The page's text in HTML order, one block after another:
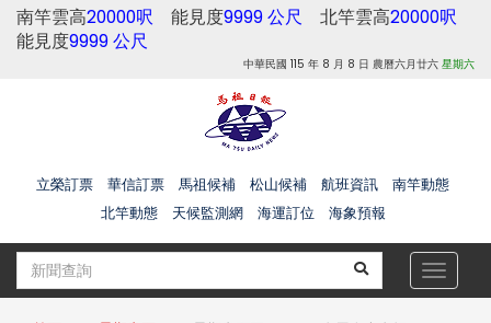
南竿雲高20000呎 能見度9999 公尺 北竿雲高20000呎
能見度9999 公尺
中華民國 115 年 8 月 8 日 農曆六月廿六 星期六
立榮訂票 華信訂票 馬祖候補 松山候補 航班資訊
南竿動態
北竿動態
天候監測網 海運訂位 海象預報
Toggle